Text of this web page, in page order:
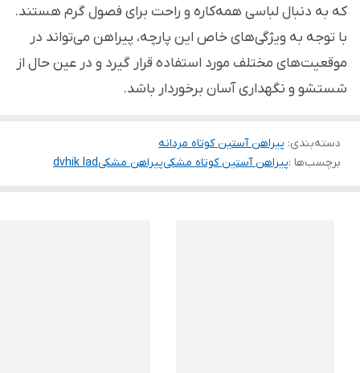
که به دنبال لباسی همه‌کاره و راحت برای فصول گرم هستند.
با توجه به ویژگی‌های خاص این پارچه، پیراهن می‌تواند در
موقعیت‌های مختلف مورد استفاده قرار گیرد و در عین حال از
شستشو و نگهداری آسان برخوردار باشد.
دسته‌بندی: پیراهن آستین کوتاه مردانه
برچسب‌ها :پیراهن آستین کوتاه مشکیپیراهن مشکیdvhik lad